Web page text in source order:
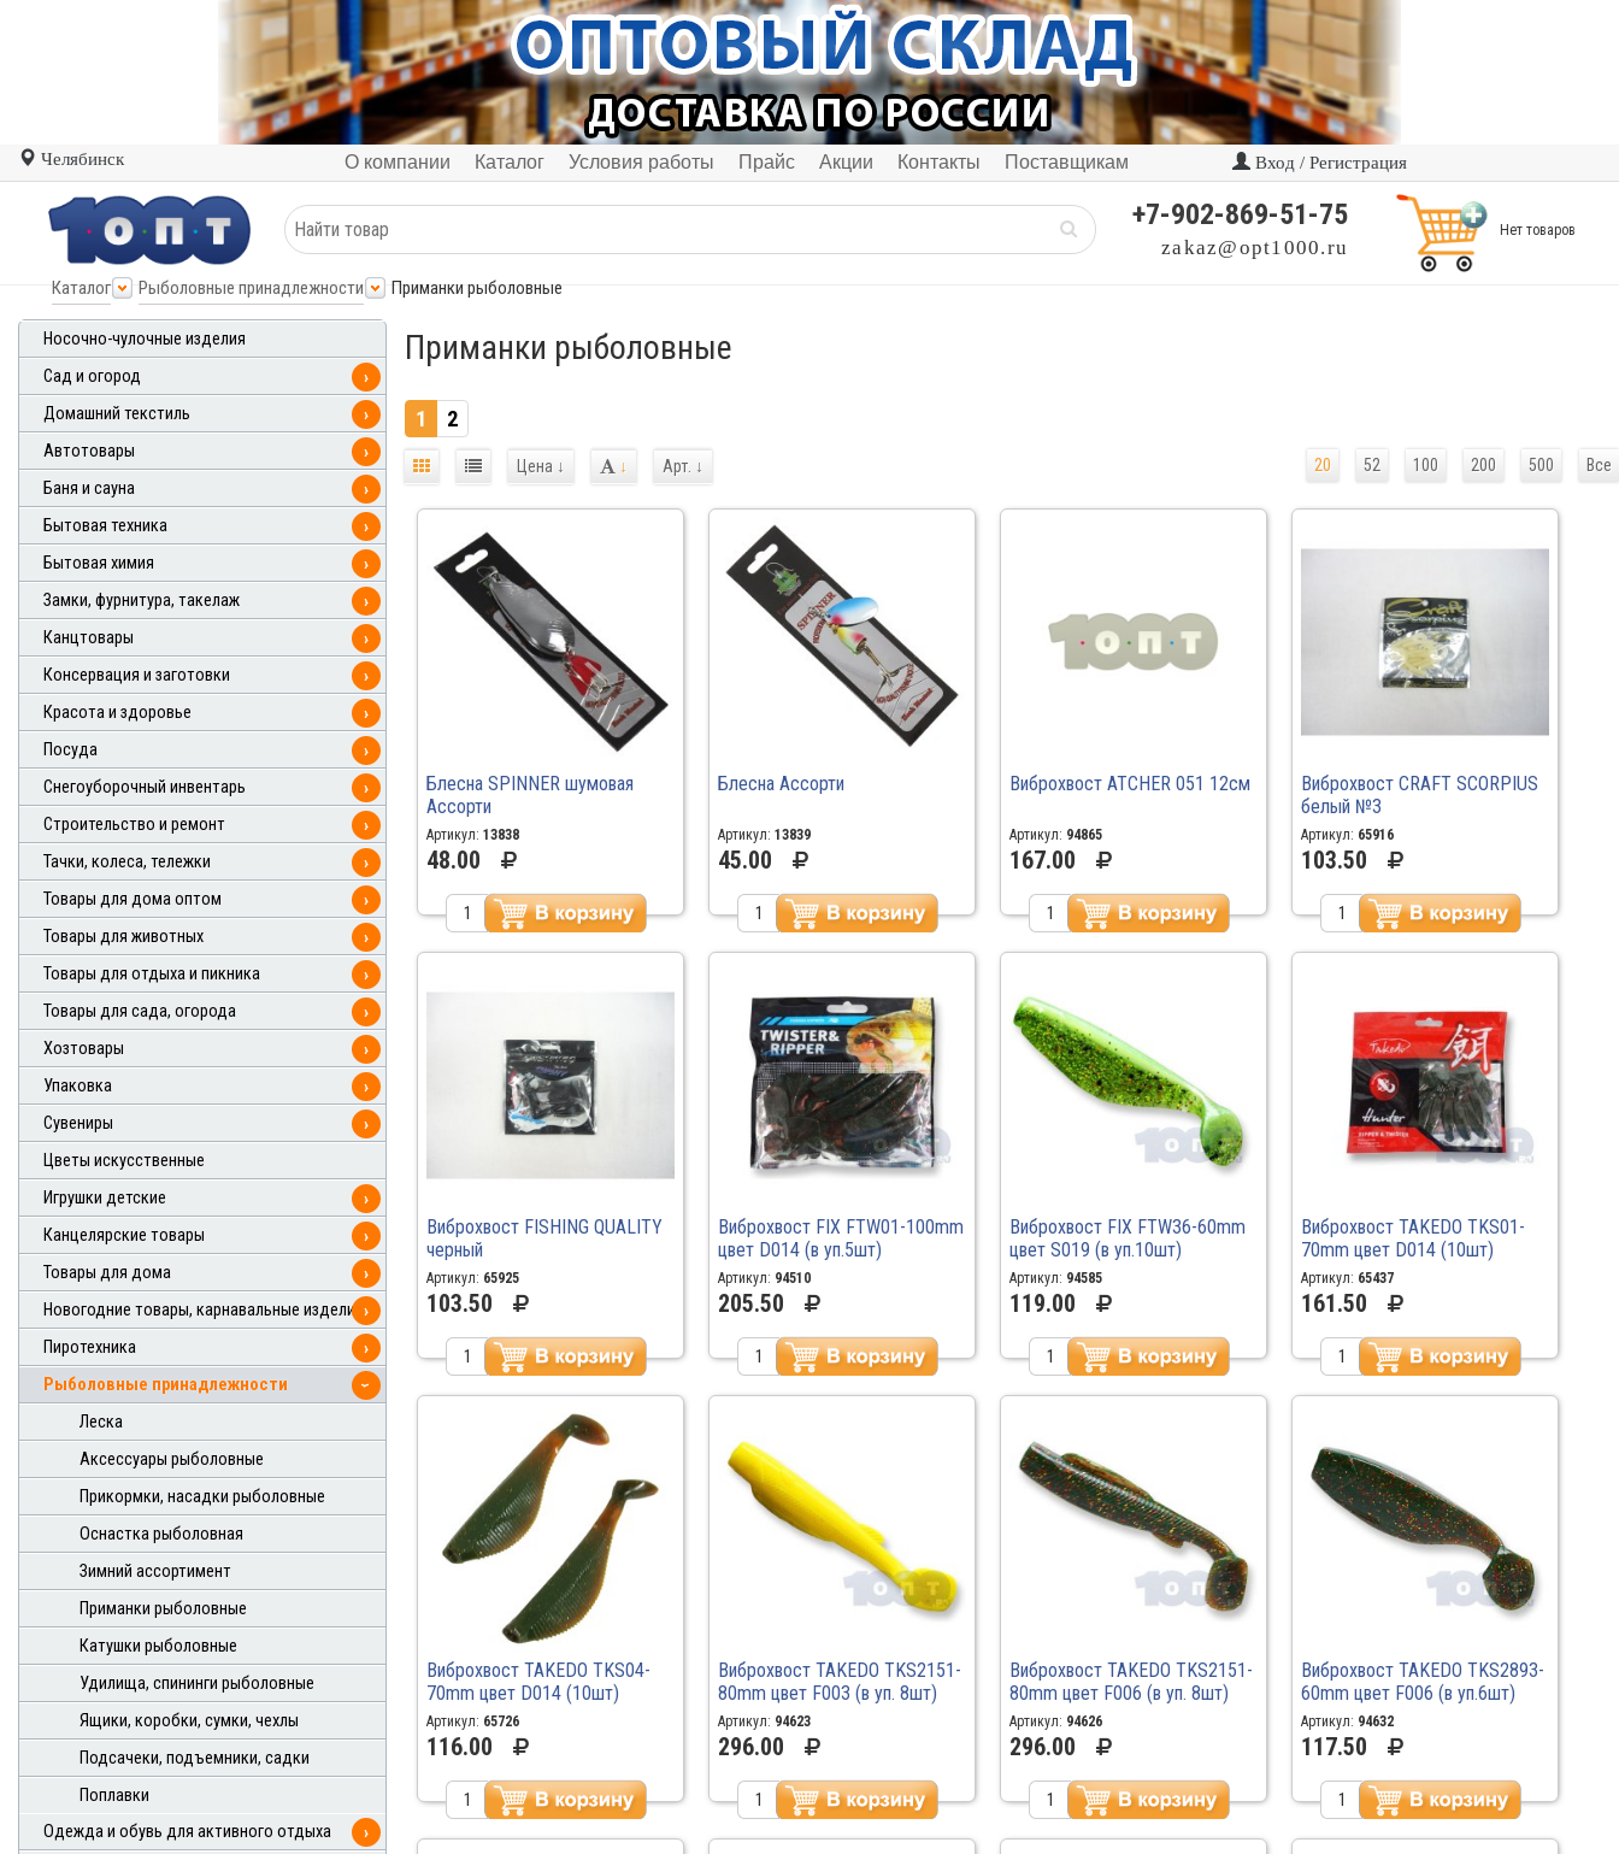
Челябинск О компании Каталог Условия работы Прайс Акции Контакты Поставщикам Вход / Регистрация
+7-902-869-51-75
zakaz@opt1000.ru
Нет товаров
Каталог Рыболовные принадлежности Приманки рыболовные
Носочно-чулочные изделия
Сад и огород
›
Домашний текстиль
›
Автотовары
›
Баня и сауна
›
Бытовая техника
›
Бытовая химия
›
Замки, фурнитура, такелаж
›
Канцтовары
›
Консервация и заготовки
›
Красота и здоровье
›
Посуда
›
Снегоуборочный инвентарь
›
Строительство и ремонт
›
Тачки, колеса, тележки
›
Товары для дома оптом
›
Товары для животных
›
Товары для отдыха и пикника
›
Товары для сада, огорода
›
Хозтовары
›
Упаковка
›
Сувениры
›
Цветы искусственные
Игрушки детские
›
Канцелярские товары
›
Товары для дома
›
Новогодние товары, карнавальные изделия ›
Пиротехника
›
Рыболовные принадлежности
›
Леска
Аксессуары рыболовные
Прикормки, насадки рыболовные
Оснастка рыболовная
Зимний ассортимент
Приманки рыболовные
Катушки рыболовные
Удилища, спининги рыболовные
Ящики, коробки, сумки, чехлы
Подсачеки, подъемники, садки
Поплавки
Одежда и обувь для активного отдыха
›
Приманки рыболовные
1 2
Цена ↓ ↓ Арт. ↓
Блесна SPINNER шумовая
Ассорти
Артикул:13838
48.00
Блесна Ассорти
Артикул: 13839
45.00
Виброхвост ATCHER 051 12см
Артикул: 94865
167.00
Виброхвост CRAFT SCORPIUS
белый №3
Артикул: 65916
103.50
Виброхвост FISHING QUALITY
черный
Артикул: 65925
103.50
Виброхвост FIX FTW01-100mm
цвет D014 (в уп.5шт)
Артикул: 94510
205.50
Виброхвост FIX FTW36-60mm
цвет S019 (в уп.10шт)
Артикул: 94585
119.00
Виброхвост TAKEDO TKS01-
70mm цвет D014 (10шт)
Артикул: 65437
161.50
Виброхвост TAKEDO TKS04-
70mm цвет D014 (10шт)
Артикул: 65726
116.00
Виброхвост TAKEDO TKS2151-
80mm цвет F003 (в уп. 8шт)
Артикул: 94623
296.00
Виброхвост TAKEDO TKS2151-
80mm цвет F006 (в уп. 8шт)
Артикул: 94626
296.00
Виброхвост TAKEDO TKS2893-
60mm цвет F006 (в уп.6шт)
Артикул: 94632
117.50